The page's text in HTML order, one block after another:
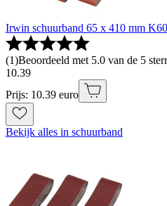
Irwin schuurband 65 x 410 mm
(1)Beoordeeld met 5.0 van de 5
10.39
Prijs: 10.39 euro
Bekijk alles in schuurband